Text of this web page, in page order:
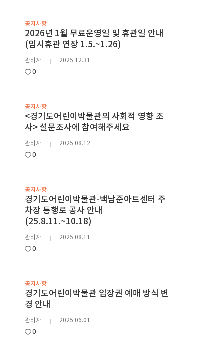
공지사항
2026년 1월 무료운영일 및 휴관일 안내
(임시휴관 연장 1.5.~1.26)
관리자 2025.12.31
0
공지사항
<경기도어린이박물관의 사회적 영향 조
사> 설문조사에 참여해주세요
관리자 2025.08.12
0
공지사항
경기도어린이박물관-백남준아트센터 주
차장 통행로 공사 안내
(25.8.11.~10.18)
관리자 2025.08.11
0
공지사항
경기도어린이박물관 입장권 예매 방식 변
경 안내
관리자 2025.06.01
0